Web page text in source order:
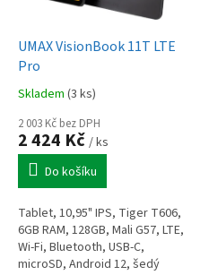
UMAX VisionBook 11T LTE
Pro
Skladem (3 ks)
2 003 Kč bez DPH
2 424 Kč / ks
Do košíku
Tablet, 10,95" IPS, Tiger T606,
6GB RAM, 128GB, Mali G57, LTE,
Wi-Fi, Bluetooth, USB-C,
microSD, Android 12, šedý